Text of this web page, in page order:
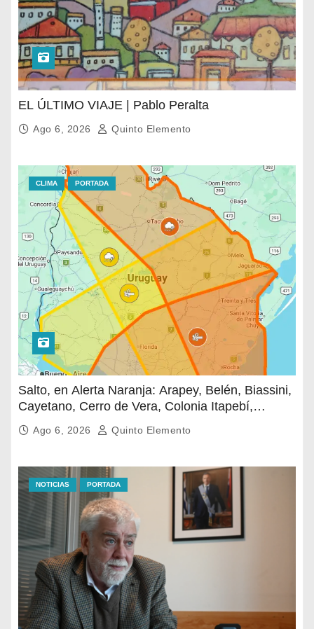
EL ÚLTIMO VIAJE | Pablo Peralta
Ago 6, 2026 Quinto Elemento
CLIMA PORTADA
Salto, en Alerta Naranja: Arapey, Belén, Biassini,
Cayetano, Cerro de Vera, Colonia Itapebí,
Fernández, Lluveras, Migliaro, Puntas de
Valentín, Quintana, Rincón de Valentín, Sarandí
Ago 6, 2026 Quinto Elemento
NOTICIAS PORTADA